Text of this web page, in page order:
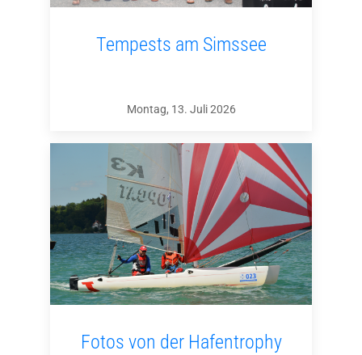
Tempests am Simssee
Montag, 13. Juli 2026
Fotos von der Hafentrophy